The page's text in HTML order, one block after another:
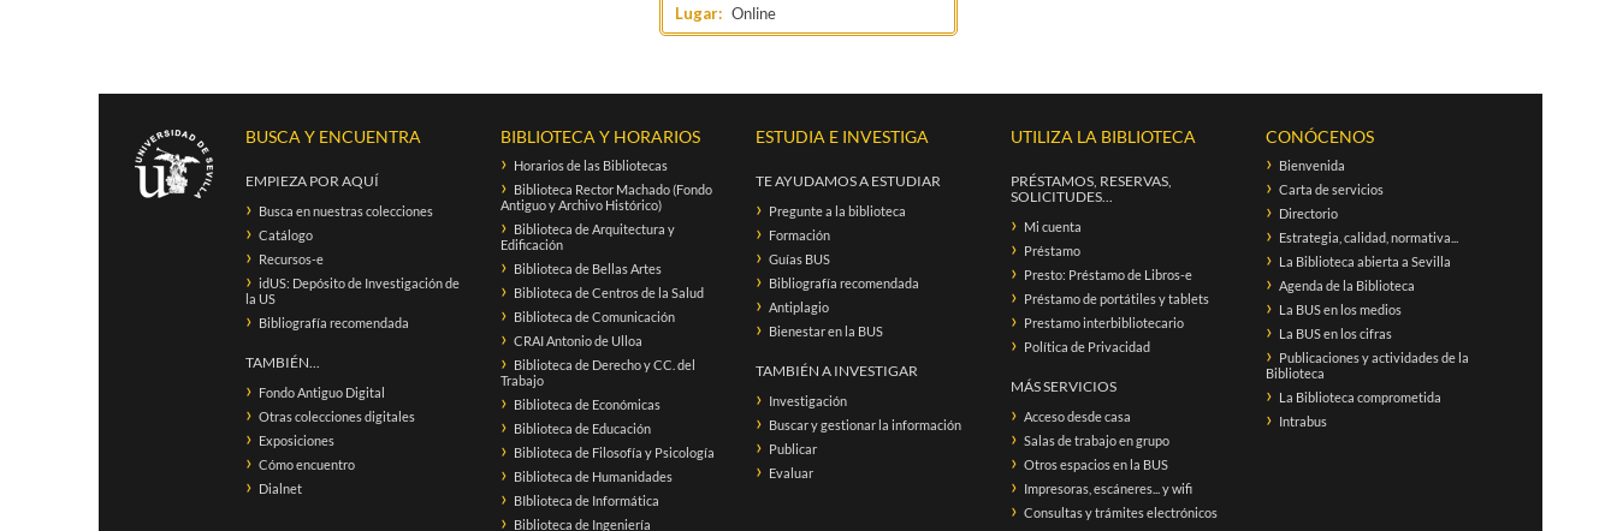
Lugar: Online
BUSCA Y ENCUENTRA
EMPIEZA POR AQUÍ
Busca en nuestras colecciones
Catálogo
Recursos-e
idUS: Depósito de Investigación de
la US
Bibliografía recomendada
TAMBIÉN...
Fondo Antiguo Digital
Otras colecciones digitales
Exposiciones
Cómo encuentro
Dialnet
BIBLIOTECA Y HORARIOS
Horarios de las Bibliotecas
Biblioteca Rector Machado (Fondo
Antiguo y Archivo Histórico)
Biblioteca de Arquitectura y
Edificación
Biblioteca de Bellas Artes
Biblioteca de Centros de la Salud
Biblioteca de Comunicación
CRAI Antonio de Ulloa
Biblioteca de Derecho y CC. del
Trabajo
Biblioteca de Económicas
Biblioteca de Educación
Biblioteca de Filosofía y Psicología
Biblioteca de Humanidades
BIblioteca de Informática
Biblioteca de Ingeniería
ESTUDIA E INVESTIGA
TE AYUDAMOS A ESTUDIAR
Pregunte a la biblioteca
Formación
Guías BUS
Bibliografía recomendada
Antiplagio
Bienestar en la BUS
TAMBIÉN A INVESTIGAR
Investigación
Buscar y gestionar la información
Publicar
Evaluar
UTILIZA LA BIBLIOTECA
PRÉSTAMOS, RESERVAS,
SOLICITUDES...
Mi cuenta
Préstamo
Presto: Préstamo de Libros-e
Préstamo de portátiles y tablets
Prestamo interbibliotecario
Política de Privacidad
MÁS SERVICIOS
Acceso desde casa
Salas de trabajo en grupo
Otros espacios en la BUS
Impresoras, escáneres... y wifi
Consultas y trámites electrónicos
CONÓCENOS
Bienvenida
Carta de servicios
Directorio
Estrategia, calidad, normativa...
La Biblioteca abierta a Sevilla
Agenda de la Biblioteca
La BUS en los medios
La BUS en los cifras
Publicaciones y actividades de la
Biblioteca
La Biblioteca comprometida
Intrabus